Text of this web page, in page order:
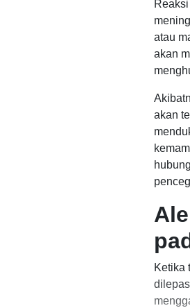
atau
akan
akan
Ketika